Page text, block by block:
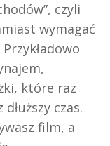
czyli
wymagać
które raz
czas.
film, a